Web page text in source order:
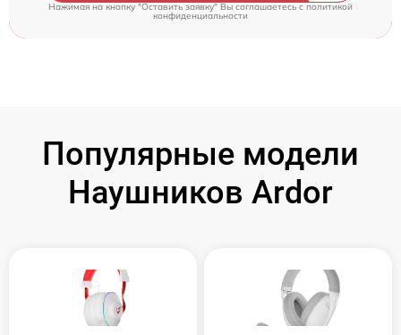
Нажимая на кнопку "Оставить заявку" Вы соглашаетесь cполитикой
конфиденциальности
Популярные модели
Наушников Ardor